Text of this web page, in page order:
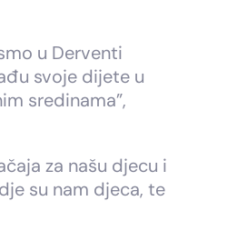
u Derventi
svoje dijete u
sredinama”,
za našu djecu i
su nam djeca, te